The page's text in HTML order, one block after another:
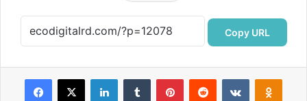
Copy URL
Facebook
X LinkedInTumblr PinterestReddit VKontakte